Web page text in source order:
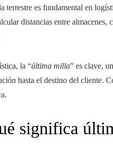
terrestre es fundamental en
distancias entre
la “última milla” es clave,
hasta el destino del cliente.
significa